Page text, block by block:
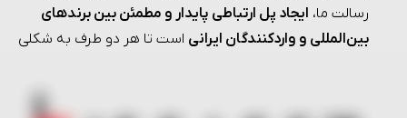
رسالت ما، ایجاد پل ارتباطی پایدار و مطمئن بین برندهای
بین‌المللی و واردکنندگان ایرانی است تا هر دو طرف به شکلی